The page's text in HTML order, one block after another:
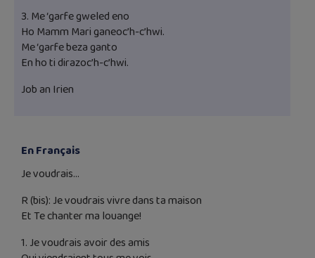
3. Me ‘garfe gweled eno
Ho Mamm Mari ganeoc’h-c’hwi.
Me ‘garfe beza ganto
En ho ti dirazoc’h-c’hwi.
Job an Irien
En Français
Je voudrais…
R (bis): Je voudrais vivre dans ta maison
Et Te chanter ma louange!
1. Je voudrais avoir des amis